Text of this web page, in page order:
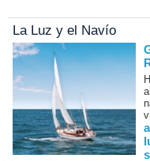
La Luz y el Navío